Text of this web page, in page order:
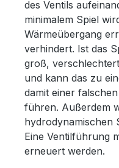
des Ventils
minimalem Spiel
Wärmeübergang
verhindert. Ist das
groß,
und kann das zu
damit einer
führen. Außerdem
hydrodynamischen
Eine Ventilführung
erneuert werden.